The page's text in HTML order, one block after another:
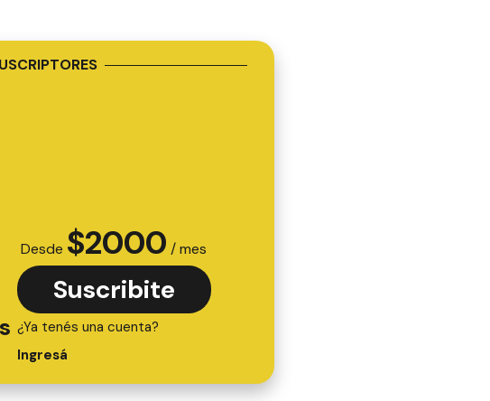
Desde $2000 / mes
Suscribite
¿Ya tenés una cuenta?
Ingresá